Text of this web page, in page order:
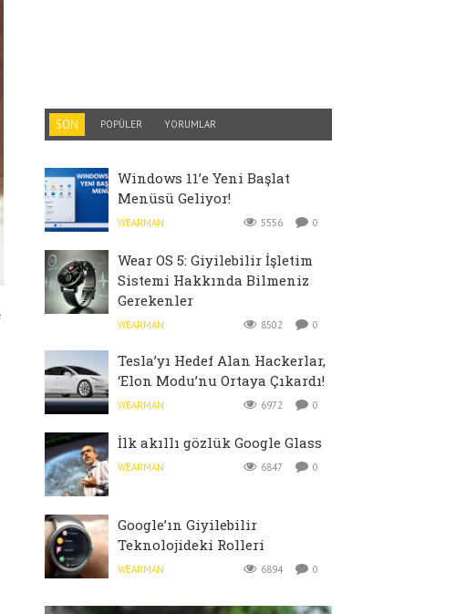
SON POPÜLER YORUMLAR
Windows 11’e Yeni Başlat
Menüsü Geliyor!
WEARMAN 5556 0
Wear OS 5: Giyilebilir İşletim
Sistemi Hakkında Bilmeniz
Gerekenler
WEARMAN 8502 0
Tesla’yı Hedef Alan Hackerlar,
‘Elon Modu’nu Ortaya Çıkardı!
WEARMAN 6972 0
İlk akıllı gözlük Google Glass
WEARMAN 6847 0
Google’ın Giyilebilir
Teknolojideki Rolleri
WEARMAN 6894 0